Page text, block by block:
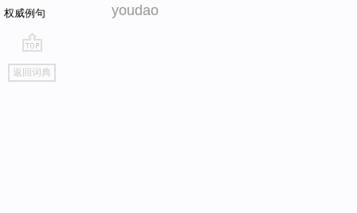
权威例句
go
top
返回词典
youdao